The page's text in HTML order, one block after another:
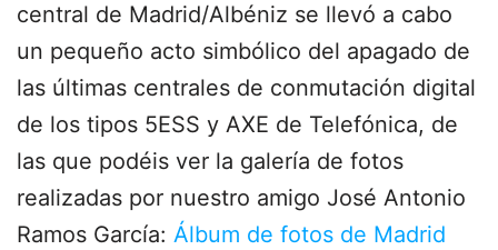
central de Madrid/Albéniz se llevó a cabo
un pequeño acto simbólico del apagado de
las últimas centrales de conmutación digital
de los tipos 5ESS y AXE de Telefónica, de
las que podéis ver la galería de fotos
realizadas por nuestro amigo José Antonio
Ramos García: Álbum de fotos de Madrid